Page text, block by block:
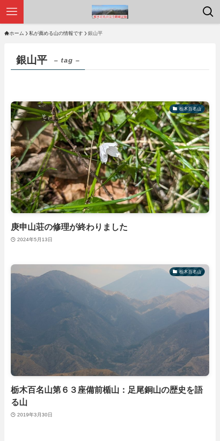
ホーム 私が薦める山の情報です 銀山平
銀山平 – tag –
栃木百名山
庚申山荘の修理が終わりました
2024年5月13日
栃木百名山
栃木百名山第６３座備前楯山：足尾銅山の歴史を語
る山
2019年3月30日